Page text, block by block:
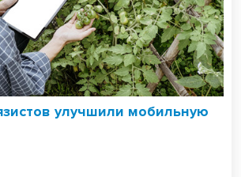
улучшили мобильную